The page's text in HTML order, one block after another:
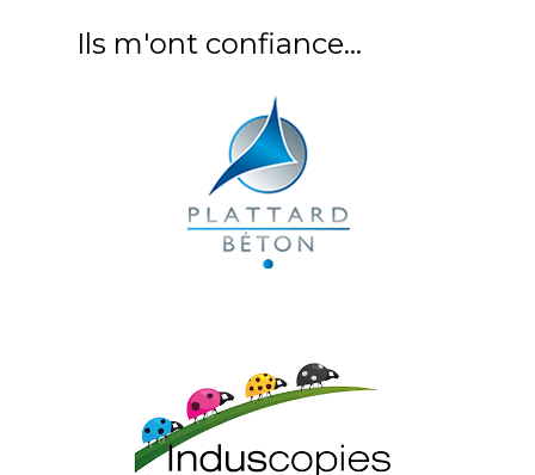
Ils m'ont confiance...